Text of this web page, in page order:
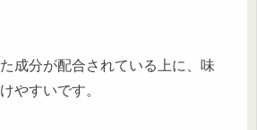
成分が配合されている上に、味
やすいです。